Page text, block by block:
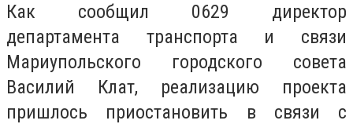
Как сообщил 0629 директор
департамента транспорта и связи
Мариупольского городского совета
Василий Клат, реализацию проекта
пришлось приостановить в связи с